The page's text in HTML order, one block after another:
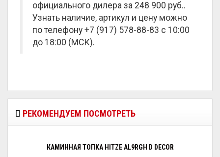
официального дилера за 248 900 руб..
Узнать наличие, артикул и цену можно
по телефону +7 (917) 578-88-83 с 10:00
до 18:00 (МСК).
РЕКОМЕНДУЕМ ПОСМОТРЕТЬ
КАМИННАЯ ТОПКА HITZE AL9RGH D DECOR